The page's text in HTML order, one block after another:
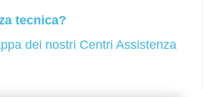
tecnica?
dei nostri Centri Assistenza